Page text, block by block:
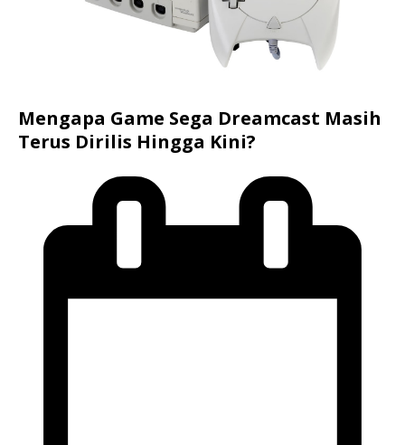
Mengapa Game Sega Dreamcast Masih
Terus Dirilis Hingga Kini?